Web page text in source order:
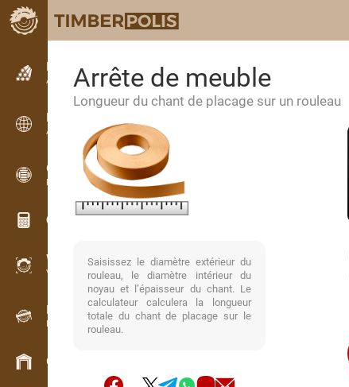
Petites annonces
Annonces texte
Petites annonces
Annonces internationales
OPTI-TIMB
Plans de débit
Calculateurs pour le bois
WoodProfi
Volume de bois avec IA
Enregistreur
Inventaire du bois sur le terrain
Gestion du stock
Arrête de meuble
Longueur du chant de placage sur un rouleau
Saisissez le diamètre extérieur du
rouleau, le diamètre intérieur du
noyau et l’épaisseur du chant. Le
calculateur calculera la longueur
totale du chant de placage sur le
rouleau.